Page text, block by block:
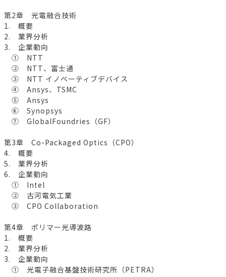
第2章 光電融合技術
1. 概要
2. 業界分析
3. 企業動向
① NTT
② NTT、富士通
③ NTT イノベーティブデバイス
④ Ansys、TSMC
⑤ Ansys
⑥ Synopsys
⑦ GlobalFoundries（GF）
第3章 Co-Packaged Optics（CPO）
4. 概要
5. 業界分析
6. 企業動向
① Intel
② 古河電気工業
③ CPO Collaboration
第4章 ポリマー光導波路
1. 概要
2. 業界分析
3. 企業動向
① 光電子融合基盤技術研究所（PETRA）